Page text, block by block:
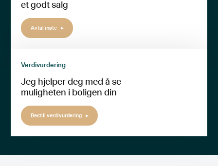
et godt salg
Avtal møte
Verdivurdering
Jeg hjelper deg med å se
muligheten i boligen din
Bestill verdivurdering